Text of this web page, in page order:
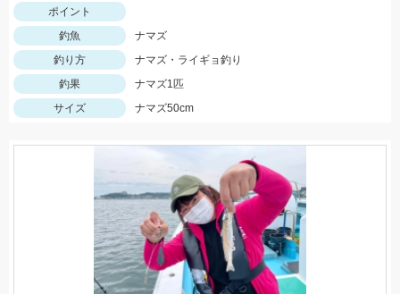
ポイント
釣魚
ナマズ
釣り方
ナマズ・ライギョ釣り
釣果
ナマズ1匹
サイズ
ナマズ50cm